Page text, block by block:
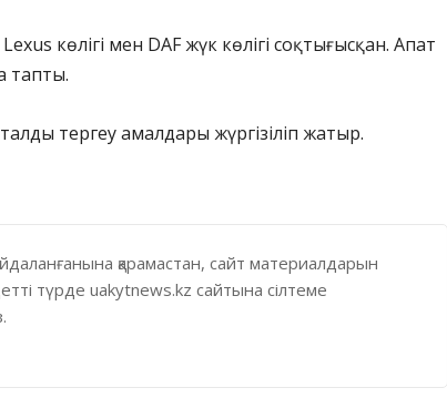
көлігі мен DAF жүк көлігі соқтығысқан. Апат
тапты.
тергеу амалдары жүргізіліп жатыр.
қарамастан, сайт материалдарын
түрде uakytnews.kz сайтына сілтеме